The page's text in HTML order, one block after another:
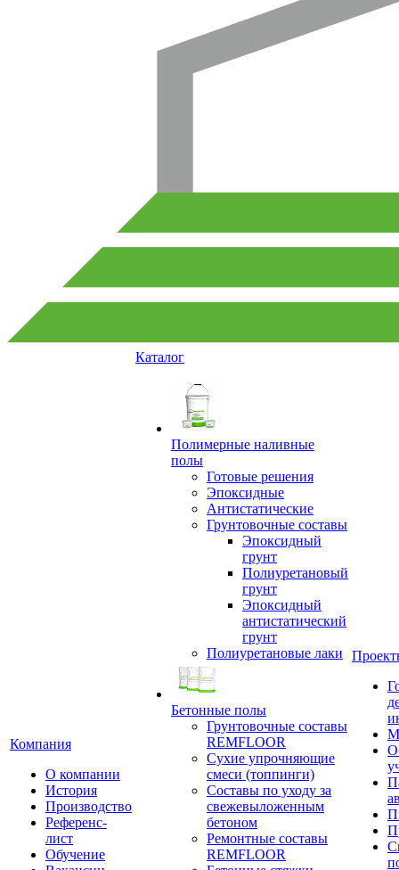
Компания
О компании
История
Производство
Референс-
лист
Обучение
Каталог
Полимерные наливные
полы
Готовые решения
Эпоксидные
Антистатические
Грунтовочные составы
Эпоксидный
грунт
Полиуретановый
грунт
Эпоксидный
антистатический
грунт
Полиуретановые лаки
Бетонные полы
Грунтовочные составы
REMFLOOR
Сухие упрочняющие
смеси (топпинги)
Составы по уходу за
свежевыложенным
бетоном
Ремонтные составы
REMFLOOR